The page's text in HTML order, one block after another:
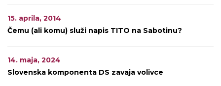
15. aprila, 2014
Čemu (ali komu) služi napis TITO na Sabotinu?
14. maja, 2024
Slovenska komponenta DS zavaja volivce